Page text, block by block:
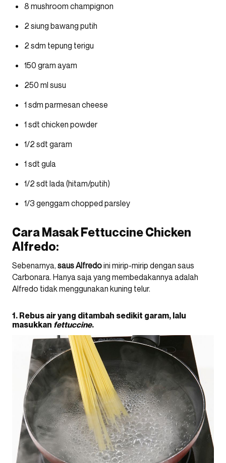
8 mushroom champignon
2 siung bawang putih
2 sdm tepung terigu
150 gram ayam
250 ml susu
1 sdm parmesan cheese
1 sdt chicken powder
1/2 sdt garam
1 sdt gula
1/2 sdt lada (hitam/putih)
1/3 genggam chopped parsley
Cara Masak Fettuccine Chicken
Alfredo:
Sebenarnya, saus Alfredoini mirip-mirip dengan saus
Carbonara. Hanya saja yang membedakannya adalah
Alfredo tidak menggunakan kuning telur.
1. Rebus air yang ditambah sedikit garam, lalu
masukkan fettuccine.